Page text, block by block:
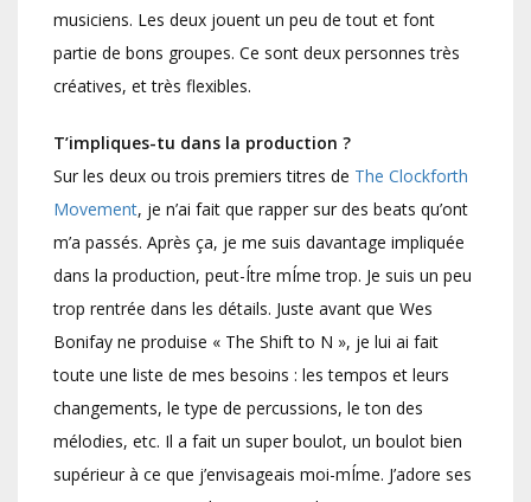
musiciens. Les deux jouent un peu de tout et font
partie de bons groupes. Ce sont deux personnes très
créatives, et très flexibles.
T’impliques-tu dans la production ?
Sur les deux ou trois premiers titres de The Clockforth
Movement, je n’ai fait que rapper sur des beats qu’ont
m’a passés. Après ça, je me suis davantage impliquée
dans la production, peut-Ítre mÍme trop. Je suis un peu
trop rentrée dans les détails. Juste avant que Wes
Bonifay ne produise « The Shift to N », je lui ai fait
toute une liste de mes besoins : les tempos et leurs
changements, le type de percussions, le ton des
mélodies, etc. Il a fait un super boulot, un boulot bien
supérieur à ce que j’envisageais moi-mÍme. J’adore ses